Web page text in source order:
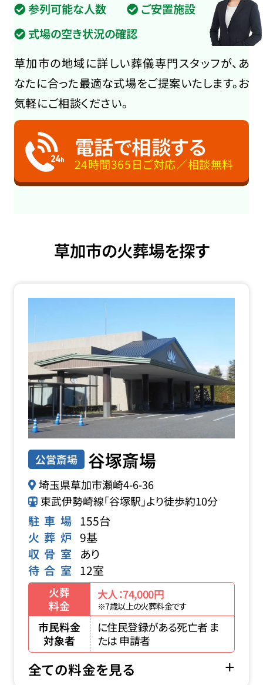
参列可能な人数
ご安置施設
式場の空き状況の確認
草加市の地域に詳しい葬儀専門スタッフが、あ
なたに合った最適な式場をご提案いたします。お
気軽にご相談ください。
電話で相談する
24時間365日ご対応／相談無料
草加市の火葬場を探す
公営斎場 谷塚斎場
埼玉県草加市瀬崎4-6-36
東武伊勢崎線「谷塚駅」より徒歩約10分
駐車場 155台
火葬炉 9基
収骨室
あり
待合室 12室
火葬
料金
大人：74,000円
※7歳以上の火葬料金です
市民料金
対象者
に住民登録がある死亡者 ま
たは 申請者
全ての料金を見る